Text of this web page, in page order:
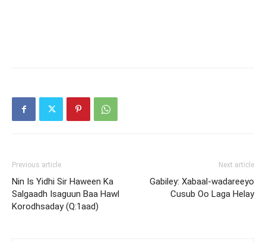
Previous article
Nin Is Yidhi Sir Haween Ka
Salgaadh Isaguun Baa Hawl
Korodhsaday (Q:1aad)
Next article
Gabiley: Xabaal-wadareeyo
Cusub Oo Laga Helay